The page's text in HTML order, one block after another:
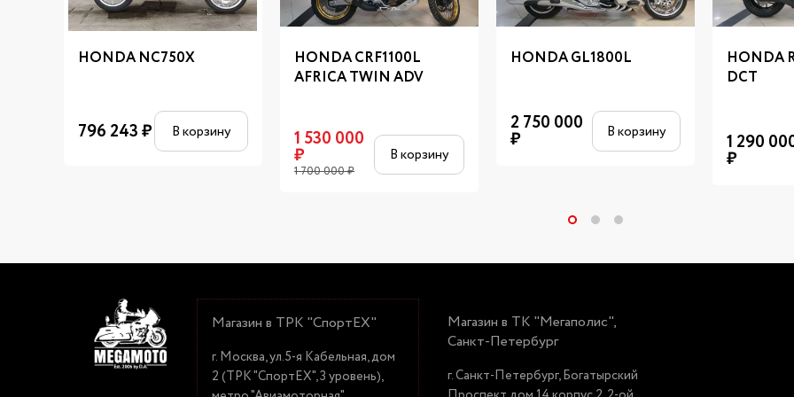
HONDA NC750X
796 243₽ В корзину
HONDA CRF1100L
AFRICA TWIN ADV
1 530 000
₽
1 700 000₽
В корзину
HONDA GL1800L
2 750 000
₽ В корзину
HONDA
DCT
1 290
₽
Магазин в ТРК "СпортЕХ"
г. Москва, ул.5-я Кабельная, дом
2 (ТРК "СпортЕХ", 3 уровень),
Магазин в ТК "Мегаполис",
Санкт-Петербург
г. Санкт-Петербург, Богатырский